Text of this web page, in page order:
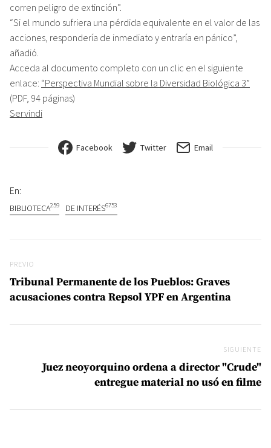
corren peligro de extinción”.
“Si el mundo sufriera una pérdida equivalente en el valor de las
acciones, respondería de inmediato y entraría en pánico”,
añadió.
Acceda al documento completo con un clic en el siguiente
enlace: “Perspectiva Mundial sobre la Diversidad Biológica 3”
(PDF, 94 páginas)
Servindi
Facebook Twitter Email
En:
BIBLIOTECA259 DE INTERÉS6753
Previo
PREVIO
Tribunal Permanente de los Pueblos: Graves
acusaciones contra Repsol YPF en Argentina
SIGUIENTE
Juez neoyorquino ordena a director "Crude"
entregue material no usó en filme